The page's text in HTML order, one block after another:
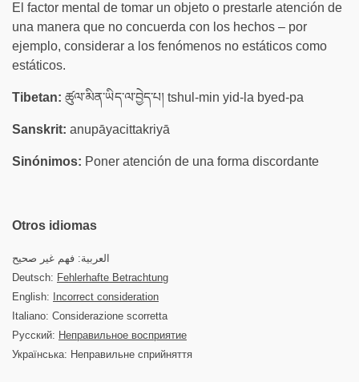
El factor mental de tomar un objeto o prestarle atención de
una manera que no concuerda con los hechos – por
ejemplo, considerar a los fenómenos no estáticos como
estáticos.
Tibetan: ཚུལ་མིན་ཡིད་ལ་བྱེད་པ། tshul-min yid-la byed-pa
Sanskrit: anupāyacittakriyā
Sinónimos: Poner atención de una forma discordante
Otros idiomas
العربية: فهم غير صحيح
Deutsch: Fehlerhafte Betrachtung
English:
Incorrect consideration
Italiano: Considerazione scorretta
Русский: Неправильное восприятие
Українська: Неправильне сприйняття